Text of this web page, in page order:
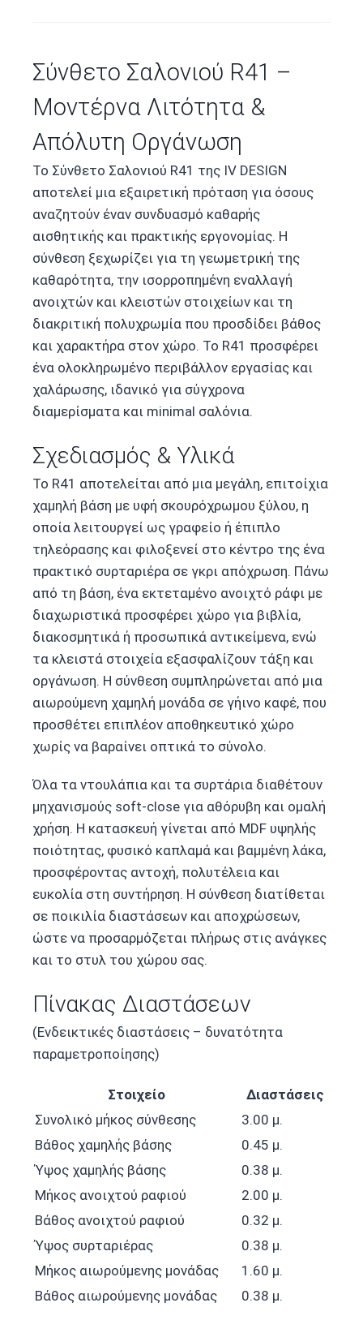
Σύνθετο Σαλονιού R41 –
Μοντέρνα Λιτότητα &
Απόλυτη Οργάνωση
Το Σύνθετο Σαλονιού R41 της IV DESIGN
αποτελεί μια εξαιρετική πρόταση για όσους
αναζητούν έναν συνδυασμό καθαρής
αισθητικής και πρακτικής εργονομίας. Η
σύνθεση ξεχωρίζει για τη γεωμετρική της
καθαρότητα, την ισορροπημένη εναλλαγή
ανοιχτών και κλειστών στοιχείων και τη
διακριτική πολυχρωμία που προσδίδει βάθος
και χαρακτήρα στον χώρο. Το R41 προσφέρει
ένα ολοκληρωμένο περιβάλλον εργασίας και
χαλάρωσης, ιδανικό για σύγχρονα
διαμερίσματα και minimal σαλόνια.
Σχεδιασμός & Υλικά
Το R41 αποτελείται από μια μεγάλη, επιτοίχια
χαμηλή βάση με υφή σκουρόχρωμου ξύλου, η
οποία λειτουργεί ως γραφείο ή έπιπλο
τηλεόρασης και φιλοξενεί στο κέντρο της ένα
πρακτικό συρταριέρα σε γκρι απόχρωση. Πάνω
από τη βάση, ένα εκτεταμένο ανοιχτό ράφι με
διαχωριστικά προσφέρει χώρο για βιβλία,
διακοσμητικά ή προσωπικά αντικείμενα, ενώ
τα κλειστά στοιχεία εξασφαλίζουν τάξη και
οργάνωση. Η σύνθεση συμπληρώνεται από μια
αιωρούμενη χαμηλή μονάδα σε γήινο καφέ, που
προσθέτει επιπλέον αποθηκευτικό χώρο
χωρίς να βαραίνει οπτικά το σύνολο.
Όλα τα ντουλάπια και τα συρτάρια διαθέτουν
μηχανισμούς soft-close για αθόρυβη και ομαλή
χρήση. Η κατασκευή γίνεται από MDF υψηλής
ποιότητας, φυσικό καπλαμά και βαμμένη λάκα,
προσφέροντας αντοχή, πολυτέλεια και
ευκολία στη συντήρηση. Η σύνθεση διατίθεται
σε ποικιλία διαστάσεων και αποχρώσεων,
ώστε να προσαρμόζεται πλήρως στις ανάγκες
και το στυλ του χώρου σας.
Πίνακας Διαστάσεων
(Ενδεικτικές διαστάσεις – δυνατότητα
παραμετροποίησης)
Στοιχείο
Διαστάσεις
Συνολικό μήκος σύνθεσης
3.00 μ.
Βάθος χαμηλής βάσης
0.45 μ.
Ύψος χαμηλής βάσης
0.38 μ.
Μήκος ανοιχτού ραφιού
2.00 μ.
Βάθος ανοιχτού ραφιού
0.32 μ.
Ύψος συρταριέρας
0.38 μ.
Μήκος αιωρούμενης μονάδας
1.60 μ.
Βάθος αιωρούμενης μονάδας
0.38 μ.